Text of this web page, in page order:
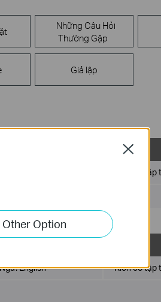
Những Câu Hỏi
Thường Gặp
Giả lập
Kích cỡ tập
English Kích cỡ tập
Other Option
Close